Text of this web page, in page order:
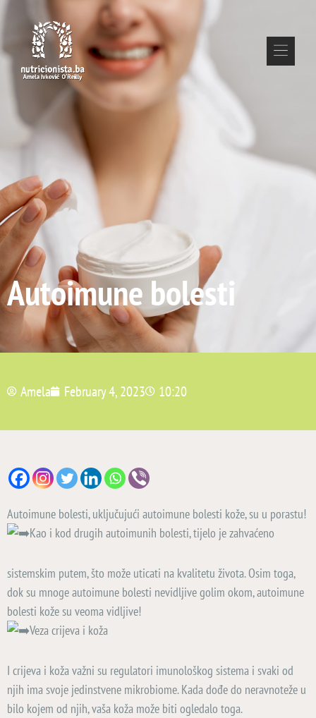
Autoimune bolesti
Amela February 4, 2023 10:20
Autoimune bolesti, uključujući autoimune bolesti kože, su u porastu!
Kao i kod drugih autoimunih bolesti, tijelo je zahvaćeno
sistemskim putem, što može uticati na kvalitetu života. Osim toga,
dok su mnoge autoimune bolesti nevidljive golim okom, autoimune
bolesti kože su veoma vidljive!
Veza crijeva i koža
I crijeva i koža važni su regulatori imunološkog sistema i svaki od
njih ima svoje jedinstvene mikrobiome. Kada dođe do neravnoteže u
bilo kojem od njih, vaša koža može biti ogledalo toga.